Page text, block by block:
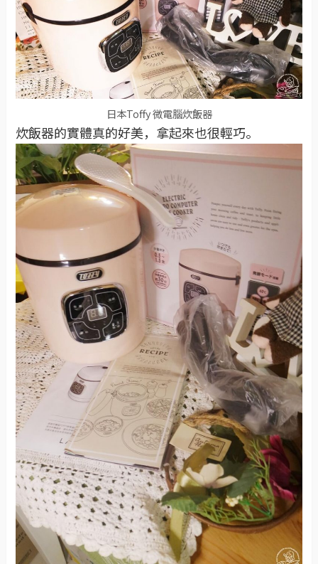
日本Toffy 微電腦炊飯器
炊飯器的實體真的好美，拿起來也很輕巧。